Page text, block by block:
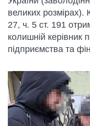
великих розмірах).
27, ч. 5 ст. 191
колишній керівник
підприємства та